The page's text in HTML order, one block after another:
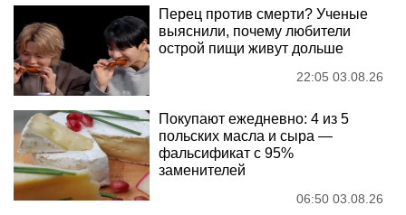
Перец против смерти? Ученые
выяснили, почему любители
острой пищи живут дольше
22:05 03.08.26
Покупают ежедневно: 4 из 5
польских масла и сыра —
фальсификат с 95%
заменителей
06:50 03.08.26